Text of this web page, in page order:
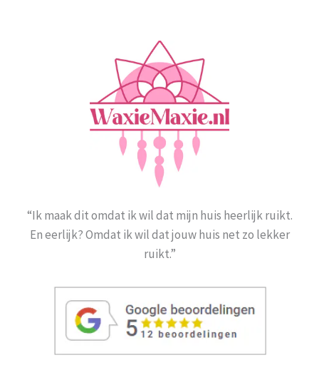
“Ik maak dit omdat ik wil dat mijn huis heerlijk ruikt.
En eerlijk? Omdat ik wil dat jouw huis net zo lekker
ruikt.”